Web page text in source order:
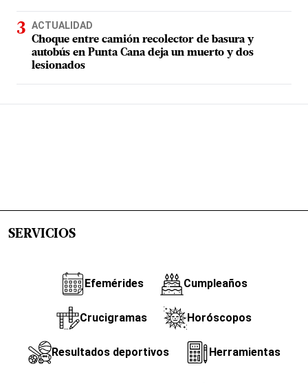
ACTUALIDAD
Choque entre camión recolector de basura y
autobús en Punta Cana deja un muerto y dos
lesionados
SERVICIOS
Efemérides Cumpleaños
Crucigramas Horóscopos
Resultados deportivos Herramientas